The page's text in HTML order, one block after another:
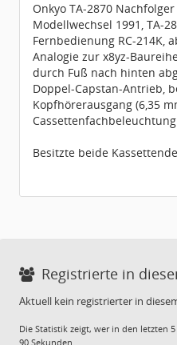
Onkyo TA-2870
Modellwechsel 1991, TA-
Fernbedienung RC-214K,
Analogie zur x8yz-
durch Fuß nach hinten
Doppel-Capstan-Antrieb,
Kopfhörerausgang (6,35
Besitzte beide
Registrierte in
Aktuell kein registrierter in
Die Statistik zeigt, wer in den letzten
90 Sekunden.